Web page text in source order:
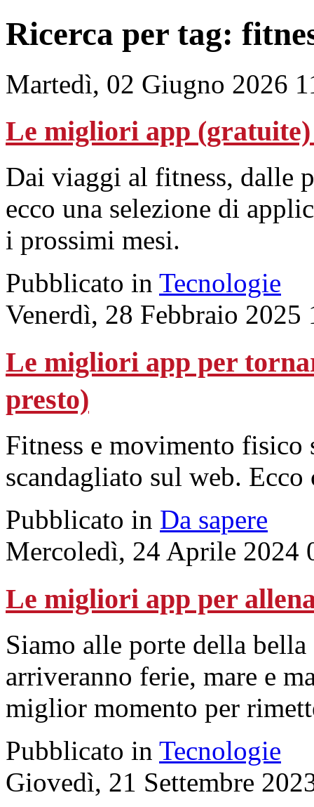
Ricerca per tag:
Martedì, 02 Giugno 2026
Le migliori app
Dai viaggi al fitness, dalle
ecco una selezione di
i prossimi mesi.
Pubblicato in Tecnologie
Venerdì, 28 Febbraio 2025
Le migliori app per
presto)
Fitness e movimento fisico
scandagliato sul web.
Pubblicato in Da sapere
Mercoledì, 24 Aprile 2024
Le migliori app per
Siamo alle porte della
arriveranno ferie, mare e
miglior momento per
Pubblicato in Tecnologie
Giovedì, 21 Settembre